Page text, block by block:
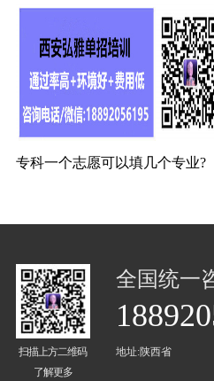
专科一个志愿可以填几个专业?
扫描上方二维码
了解更多
全国统一
地址:陕西省